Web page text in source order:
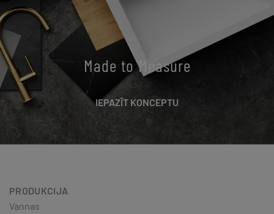
Made to Measure
IEPAZĪT KONCEPTU
PRODUKCIJA
Vannas